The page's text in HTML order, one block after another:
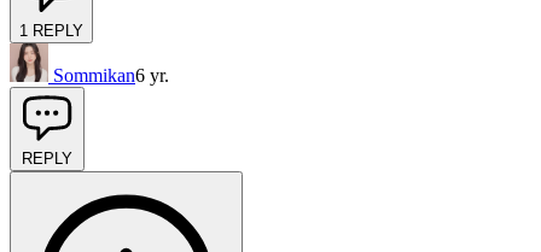
1 REPLY
Sommikan6 yr.
REPLY